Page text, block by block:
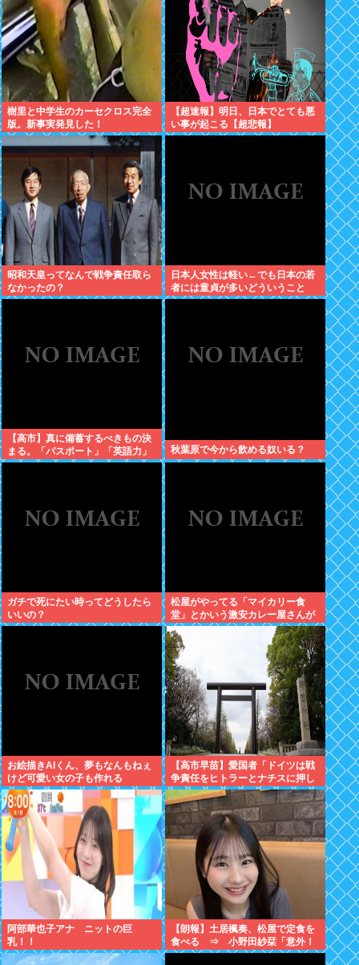
樹里と中学生のカーセクロス完全
版。新事実発見した！
【超速報】明日、日本でとても悪
い事が起こる【超悲報】
昭和天皇ってなんで戦争責任取ら
なかったの？
日本人女性は軽い←でも日本の若
者には童貞が多いどういうこと
や？
【高市】真に備蓄するべきもの決
まる。「パスポート」「英語力」
「海外からアクセスして日本円を
秋葉原で今から飲める奴いる？
ガチで死にたい時ってどうしたら
いいの？
松屋がやってる「マイカリー食
堂」とかいう激安カレー屋さんが
こちらwww
お絵描きAIくん、夢もなんもねぇ
けど可愛い女の子も作れる
【高市早苗】愛国者「ドイツは戦
争責任をヒトラーとナチスに押し
付けたくせに日本を批判しゅりゅ
なぁぁぁぁぁ！」
阿部華也子アナ ニットの巨
乳！！
【朗報】土居楓奏、松屋で定食を
食べる ⇒ 小野田紗栞「意外！
親近感持った」